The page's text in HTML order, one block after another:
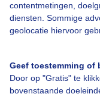
contentmetingen,
diensten. Sommige
geolocatie hiervoor
Geef toestemming of
Door op "Gratis" te
bovenstaande
Over Buienradar
Veelgestelde vragen
Contact